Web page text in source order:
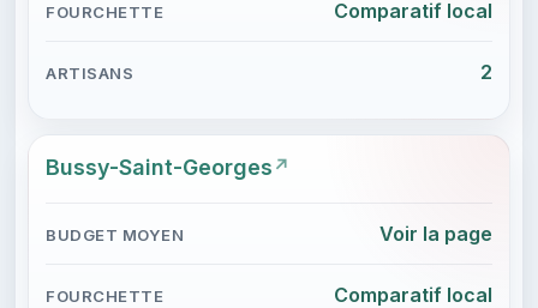
Comparatif local
2
Bussy-Saint-Georges
Voir la page
Comparatif local